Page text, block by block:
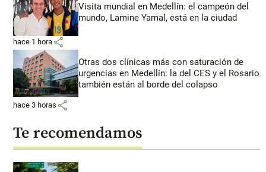
Visita mundial en Medellín: el campeón del
mundo, Lamine Yamal, está en la ciudad
hace 1 hora share
Otras dos clínicas más con saturación de
urgencias en Medellín: la del CES y el Rosario
también están al borde del colapso
hace 3 horas share
Te recomendamos